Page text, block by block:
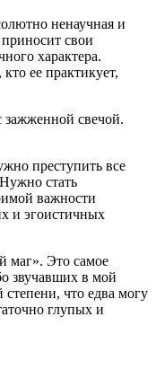
ненаучная и
свои
характера.
ее практикует,
зажженной свечой.
преступить все
стать
важности
и эгоистичных
маг». Это самое
звучавших в мой
степени, что едва могу
глупых и